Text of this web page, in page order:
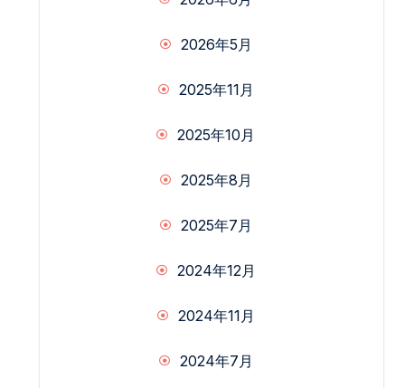
2026年5月
2025年11月
2025年10月
2025年8月
2025年7月
2024年12月
2024年11月
2024年7月